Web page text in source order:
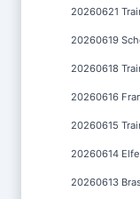
20260621
20260619
20260618
20260616
20260615
20260614
20260613